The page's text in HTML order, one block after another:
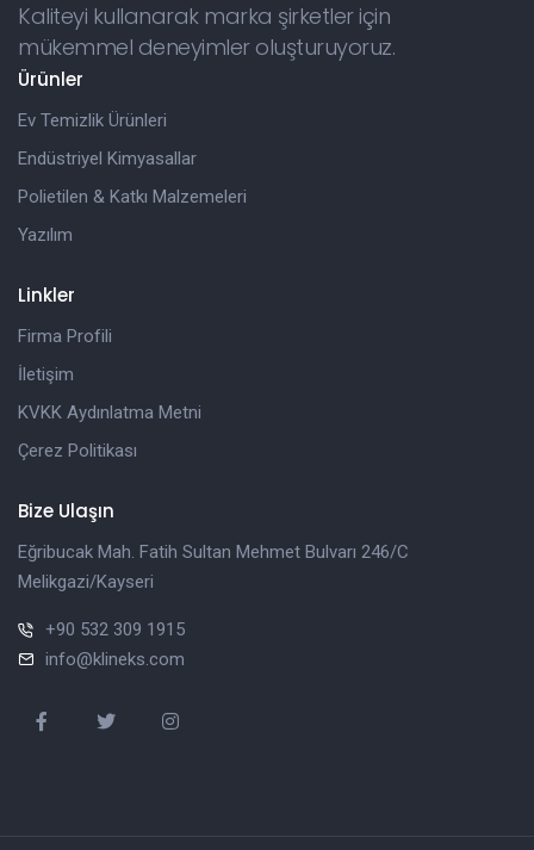
Kaliteyi kullanarak marka şirketler için
mükemmel deneyimler oluşturuyoruz.
Ürünler
Ev Temizlik Ürünleri
Endüstriyel Kimyasallar
Polietilen & Katkı Malzemeleri
Yazılım
Linkler
Firma Profili
İletişim
KVKK Aydınlatma Metni
Çerez Politikası
Bize Ulaşın
Eğribucak Mah. Fatih Sultan Mehmet Bulvarı 246/C
Melikgazi/Kayseri
+90 532 309 1915
info@klineks.com